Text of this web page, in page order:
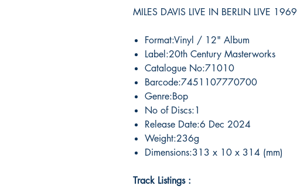
MILES DAVIS LIVE IN BERLIN LIVE 1969
Format:Vinyl / 12" Album
Label:20th Century Masterworks
Catalogue No:71010
Barcode:7451107770700
Genre:Bop
No of Discs:1
Release Date:6 Dec 2024
Weight:236g
Dimensions:313 x 10 x 314 (mm)
Track Listings :